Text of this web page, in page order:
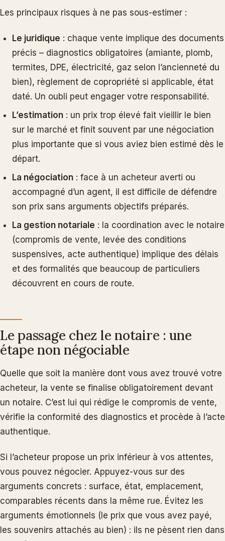
Les principaux risques à ne pas sous-estimer :
Le juridique : chaque vente implique des documents
précis – diagnostics obligatoires (amiante, plomb,
termites, DPE, électricité, gaz selon l’ancienneté du
bien), règlement de copropriété si applicable, état
daté. Un oubli peut engager votre responsabilité.
L’estimation : un prix trop élevé fait vieillir le bien
sur le marché et finit souvent par une négociation
plus importante que si vous aviez bien estimé dès le
départ.
La négociation : face à un acheteur averti ou
accompagné d’un agent, il est difficile de défendre
son prix sans arguments objectifs préparés.
La gestion notariale : la coordination avec le notaire
(compromis de vente, levée des conditions
suspensives, acte authentique) implique des délais
et des formalités que beaucoup de particuliers
découvrent en cours de route.
Le passage chez le notaire : une
étape non négociable
Quelle que soit la manière dont vous avez trouvé votre
acheteur, la vente se finalise obligatoirement devant
un notaire. C’est lui qui rédige le compromis de vente,
vérifie la conformité des diagnostics et procède à l’acte
authentique.
Si l’acheteur propose un prix inférieur à vos attentes,
vous pouvez négocier. Appuyez-vous sur des
arguments concrets : surface, état, emplacement,
comparables récents dans la même rue. Évitez les
arguments émotionnels (le prix que vous avez payé,
les souvenirs attachés au bien) : ils ne pèsent rien dans